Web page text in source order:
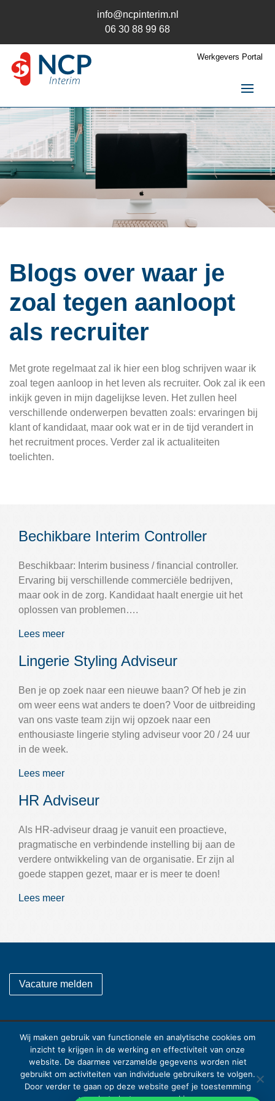
info@ncpinterim.nl
06 30 88 99 68
Werkgevers Portal
NCP Interim
Interim / RPO
Opdrachtgever
Kandidaat
Contact
Blogs over waar je
zoal tegen aanloopt
als recruiter
Met grote regelmaat zal ik hier een blog schrijven waar ik
zoal tegen aanloop in het leven als recruiter. Ook zal ik een
inkijk geven in mijn dagelijkse leven. Het zullen heel
verschillende onderwerpen bevatten zoals: ervaringen bij
klant of kandidaat, maar ook wat er in de tijd verandert in
het recruitment proces. Verder zal ik actualiteiten
toelichten.
Bechikbare Interim Controller
Beschikbaar: Interim business / financial controller.
Ervaring bij verschillende commerciële bedrijven,
maar ook in de zorg. Kandidaat haalt energie uit het
oplossen van problemen….
Lees meer
Lingerie Styling Adviseur
Ben je op zoek naar een nieuwe baan? Of heb je zin
om weer eens wat anders te doen? Voor de uitbreiding
van ons vaste team zijn wij opzoek naar een
enthousiaste lingerie styling adviseur voor 20 / 24 uur
in de week.
Lees meer
HR Adviseur
Als HR-adviseur draag je vanuit een proactieve,
pragmatische en verbindende instelling bij aan de
verdere ontwikkeling van de organisatie. Er zijn al
goede stappen gezet, maar er is meer te doen!
Lees meer
Vacature melden
Burgemeester Roelenweg 33
8031ES Zwolle
E-mail:info@ncpinterim.nl
Mobiel:06 30 88 99 68
Wij maken gebruik van functionele en analytische cookies om
inzicht te krijgen in de werking en effectiviteit van onze
website. De daarmee verzamelde gegevens worden niet
gebruikt om activiteiten van individuele gebruikers te volgen.
Door verder te gaan op deze website geef je toestemming
voor het plaatsen van cookies.